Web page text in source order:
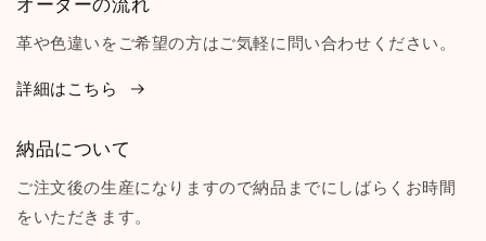
オーダーの流れ
革や色違いをご希望の方はご気軽に問い合わせください。
詳細はこちら
納品について
ご注文後の生産になりますので納品までにしばらくお時間
をいただきます。